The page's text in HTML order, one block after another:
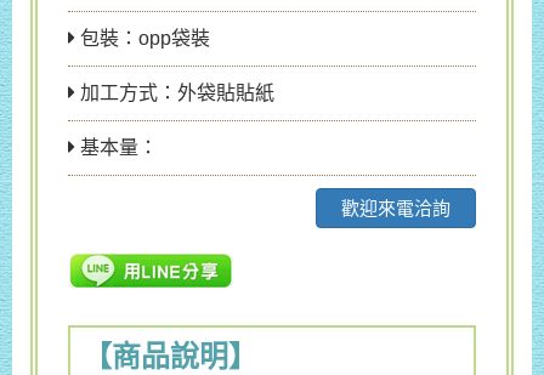
包裝：opp袋裝
加工方式：外袋貼貼紙
基本量：
歡迎來電洽詢
【商品說明】